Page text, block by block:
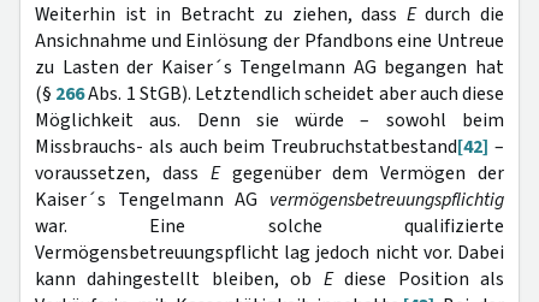
Weiterhin ist in Betracht zu ziehen, dass Edurch die
Ansichnahme und Einlösung der Pfandbons eine Untreue
zu Lasten der Kaiser´s Tengelmann AG begangen hat
(§ 266Abs. 1 StGB). Letztendlich scheidet aber auch diese
Möglichkeit aus. Denn sie würde – sowohl beim
Missbrauchs- als auch beim Treubruchstatbestand[42] –
voraussetzen, dass Egegenüber dem Vermögen der
Kaiser´s Tengelmann AG vermögensbetreuungspflichtig
war. Eine solche qualifizierte
Vermögensbetreuungspflicht lag jedoch nicht vor. Dabei
kann dahingestellt bleiben, ob Ediese Position als